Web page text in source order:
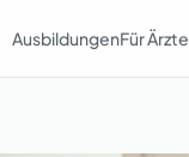
AusbildungenFür Ärzte